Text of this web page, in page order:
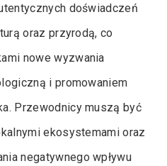
doświadczeń
oraz przyrodą, co
nowe wyzwania
i promowaniem
Przewodnicy muszą być
ekosystemami oraz
negatywnego wpływu